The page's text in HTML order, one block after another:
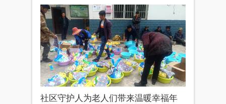
社区守护人为老人们带来温暖幸福年